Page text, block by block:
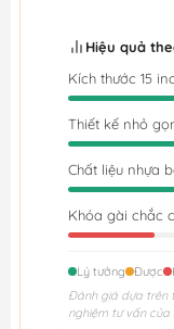
Hiệu quả
Kích thước 15
Thiết kế nhỏ
Chất liệu nhựa
Khóa gài chắc
Lý tưởng Được
Đánh giá dựa trên
nghiệm tư vấn của